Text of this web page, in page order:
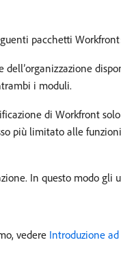
pacchetti
i moduli.
di Workfront
più limitato alle
In questo modo
vedere Introduzione